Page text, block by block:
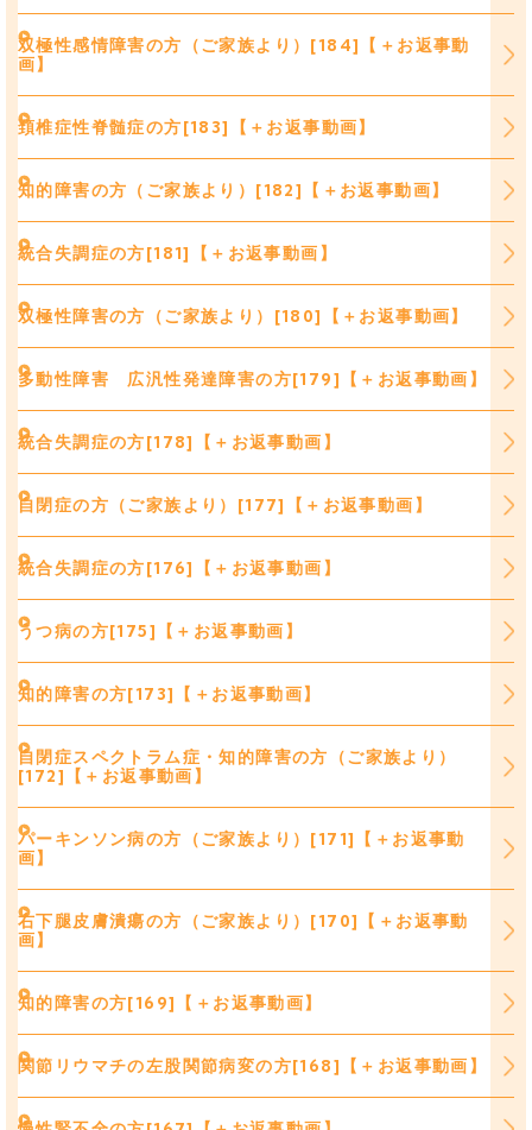
双極性感情障害の方（ご家族より）[184]【＋お返事動
画】
頚椎症性脊髄症の方[183]【＋お返事動画】
知的障害の方（ご家族より）[182]【＋お返事動画】
統合失調症の方[181]【＋お返事動画】
双極性障害の方（ご家族より）[180]【＋お返事動画】
多動性障害 広汎性発達障害の方[179]【＋お返事動画】
統合失調症の方[178]【＋お返事動画】
自閉症の方（ご家族より）[177]【＋お返事動画】
統合失調症の方[176]【＋お返事動画】
うつ病の方[175]【＋お返事動画】
知的障害の方[173]【＋お返事動画】
自閉症スペクトラム症・知的障害の方（ご家族より）
[172]【＋お返事動画】
パーキンソン病の方（ご家族より）[171]【＋お返事動
画】
右下腿皮膚潰瘍の方（ご家族より）[170]【＋お返事動
画】
知的障害の方[169]【＋お返事動画】
関節リウマチの左股関節病変の方[168]【＋お返事動画】